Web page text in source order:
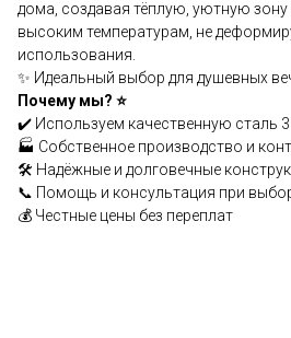
дома, создавая тёплую, уютную
высоким температурам, не
использования.
✨ Идеальный выбор для душевных
Почему мы? ⭐
✔️ Используем качественную сталь
🏭 Собственное производство и
🛠️ Надёжные и долговечные
📞 Помощь и консультация при
💰 Честные цены без переплат